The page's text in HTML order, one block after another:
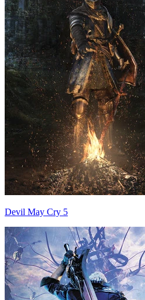
Devil May Cry 5